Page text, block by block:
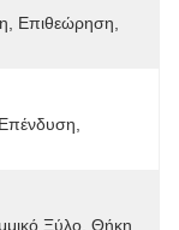
Επιθεώρηση,
Ξύλο, Θήκη